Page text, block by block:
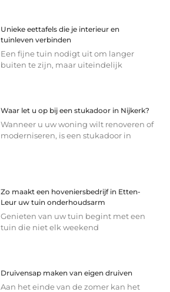
Unieke eettafels die je interieur en
tuinleven verbinden
Een fijne tuin nodigt uit om langer
buiten te zijn, maar uiteindelijk
Waar let u op bij een stukadoor in Nijkerk?
Wanneer u uw woning wilt renoveren of
moderniseren, is een stukadoor in
Zo maakt een hoveniersbedrijf in Etten-
Leur uw tuin onderhoudsarm
Genieten van uw tuin begint met een
tuin die niet elk weekend
Druivensap maken van eigen druiven
Aan het einde van de zomer kan het